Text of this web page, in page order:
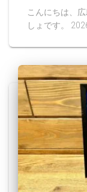
こんにちは、
しょです。